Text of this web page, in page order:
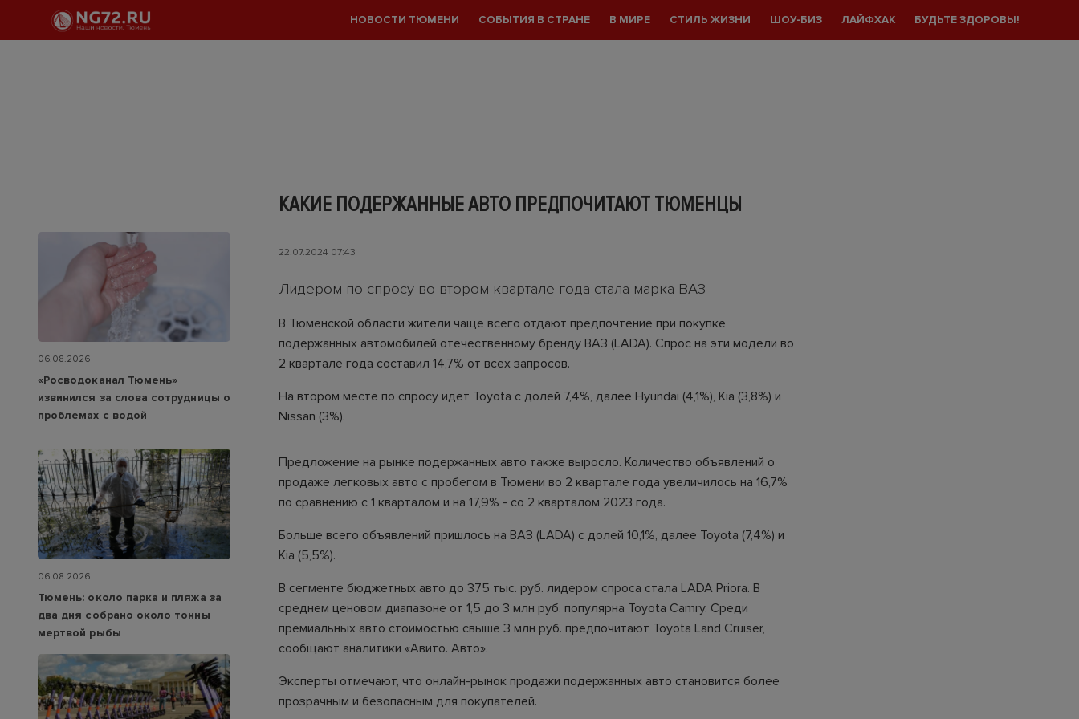
НОВОСТИ ТЮМЕНИ СОБЫТИЯ В СТРАНЕ В МИРЕ СТИЛЬ ЖИЗНИ ШОУ-БИЗ ЛАЙФХАК БУДЬТЕ ЗДОРОВЫ!
КАКИЕ ПОДЕРЖАННЫЕ АВТО ПРЕДПОЧИТАЮТ ТЮМЕНЦЫ
22.07.2024 07:43
Лидером по спросу во втором квартале года стала марка ВАЗ
В Тюменской области жители чаще всего отдают предпочтение при покупке
подержанных автомобилей отечественному бренду ВАЗ (LADA). Спрос на эти модели во
2 квартале года составил 14,7% от всех запросов.
На втором месте по спросу идет Toyota с долей 7,4%, далее Hyundai (4,1%), Kia (3,8%) и
Nissan (3%).
Предложение на рынке подержанных авто также выросло. Количество объявлений о
продаже легковых авто с пробегом в Тюмени во 2 квартале года увеличилось на 16,7%
по сравнению с 1 кварталом и на 17,9% - со 2 кварталом 2023 года.
Больше всего объявлений пришлось на ВАЗ (LADA) с долей 10,1%, далее Toyota (7,4%) и
Kia (5,5%).
В сегменте бюджетных авто до 375 тыс. руб. лидером спроса стала LADA Priora. В
среднем ценовом диапазоне от 1,5 до 3 млн руб. популярна Toyota Camry. Среди
премиальных авто стоимостью свыше 3 млн руб. предпочитают Toyota Land Cruiser,
сообщают аналитики «Авито. Авто».
Эксперты отмечают, что онлайн-рынок продажи подержанных авто становится более
прозрачным и безопасным для покупателей.
06.08.2026
«Росводоканал Тюмень»
извинился за слова сотрудницы о
проблемах с водой
06.08.2026
Тюмень: около парка и пляжа за
два дня собрано около тонны
мертвой рыбы